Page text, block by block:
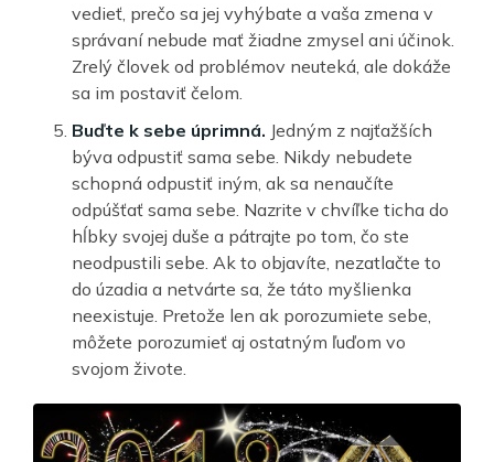
vedieť, prečo sa jej vyhýbate a vaša zmena v
správaní nebude mať žiadne zmysel ani účinok.
Zrelý človek od problémov neuteká, ale dokáže
sa im postaviť čelom.
Buďte k sebe úprimná. Jedným z najťažších
býva odpustiť sama sebe. Nikdy nebudete
schopná odpustiť iným, ak sa nenaučíte
odpúšťať sama sebe. Nazrite v chvíľke ticha do
hĺbky svojej duše a pátrajte po tom, čo ste
neodpustili sebe. Ak to objavíte, nezatlačte to
do úzadia a netvárte sa, že táto myšlienka
neexistuje. Pretože len ak porozumiete sebe,
môžete porozumieť aj ostatným ľuďom vo
svojom živote.